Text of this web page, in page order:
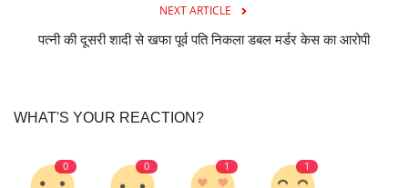
फोटो
NEXT ARTICLE
पत्नी की दूसरी शादी से खफा पूर्व पति निकला डबल मर्डर केस का आरोपी
WHAT'S YOUR REACTION?
0 0 1 1